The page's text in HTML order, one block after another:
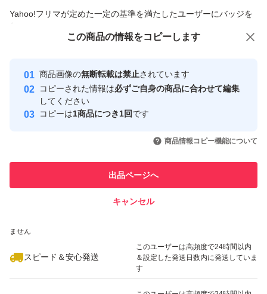
Yahoo!フリマが定めた一定の基準を満たしたユーザーにバッジを
付与しています
安心取引出品者
心・安全なユーザーです
取引実績
引を完了させた実績があります
での取引実績があります
ません
スピード＆安心発送
このユーザーは高頻度で24時間以内
＆設定した発送日数内に発送していま
す
この商品の情報をコピーします
商品画像の無断転載は禁止されています
コピーされた情報は必ずご自身の商品に合わせて編集
してください
コピーは1商品につき1回です
商品情報コピー機能について
出品ページへ
キャンセル
この商品をみている人にオススメ